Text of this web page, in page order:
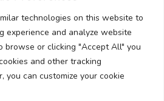
technologies on this website to
experience and analyze website
browse or clicking "Accept All" you
and other tracking
you can customize your cookie
AV BEHANDLING AV